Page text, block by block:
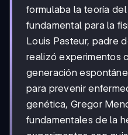
formulaba la teoría
fundamental para la
Louis Pasteur, padre
realizó experimentos
generación
para prevenir
genética, Gregor
fundamentales de la